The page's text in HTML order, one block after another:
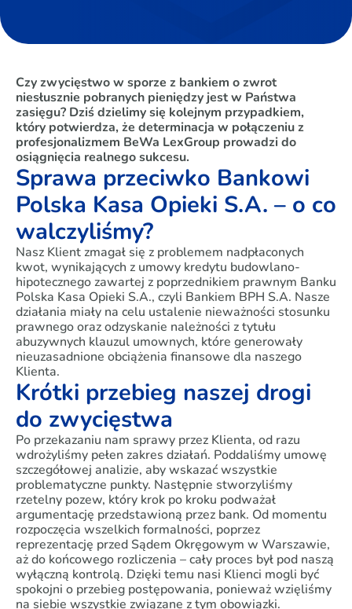
Czy zwycięstwo w sporze z bankiem o zwrot
niesłusznie pobranych pieniędzy jest w Państwa
zasięgu? Dziś dzielimy się kolejnym przypadkiem,
który potwierdza, że determinacja w połączeniu z
profesjonalizmem BeWa LexGroup prowadzi do
osiągnięcia realnego sukcesu.
Sprawa przeciwko Bankowi
Polska Kasa Opieki S.A. – o co
walczyliśmy?
Nasz Klient zmagał się z problemem nadpłaconych
kwot, wynikających z umowy kredytu budowlano-
hipotecznego zawartej z poprzednikiem prawnym Banku
Polska Kasa Opieki S.A., czyli Bankiem BPH S.A. Nasze
działania miały na celu ustalenie nieważności stosunku
prawnego oraz odzyskanie należności z tytułu
abuzywnych klauzul umownych, które generowały
nieuzasadnione obciążenia finansowe dla naszego
Klienta.
Krótki przebieg naszej drogi
do zwycięstwa
Po przekazaniu nam sprawy przez Klienta, od razu
wdrożyliśmy pełen zakres działań. Poddaliśmy umowę
szczegółowej analizie, aby wskazać wszystkie
problematyczne punkty. Następnie stworzyliśmy
rzetelny pozew, który krok po kroku podważał
argumentację przedstawioną przez bank. Od momentu
rozpoczęcia wszelkich formalności, poprzez
reprezentację przed Sądem Okręgowym w Warszawie,
aż do końcowego rozliczenia – cały proces był pod naszą
wyłączną kontrolą. Dzięki temu nasi Klienci mogli być
spokojni o przebieg postępowania, ponieważ wzięliśmy
na siebie wszystkie związane z tym obowiązki.